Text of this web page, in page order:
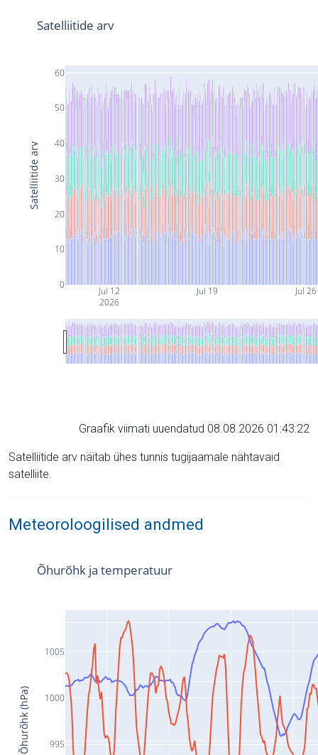
Jul 12
2026
Jul 19 Jul 26
0
10
20
30
40
50
60
Satelliitide arv
Satelliitide arv
Graafik viimati uuendatud 08.08.2026 01:43:22
Satelliitide arv näitab ühes tunnis tugijaamale nähtavaid
satelliite.
Meteoroloogilised andmed
995
1000
1005
Õhurõhk ja temperatuur
Õhurõhk (hPa)